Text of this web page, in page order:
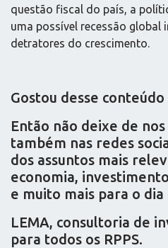
questão fiscal do país, a
uma possível recessão
detratores do crescimento.
Gostou desse conteúdo
Então não deixe de
também nas redes
dos assuntos mais
economia,
e muito mais para o dia
LEMA, consultoria de
para todos os RPPS.